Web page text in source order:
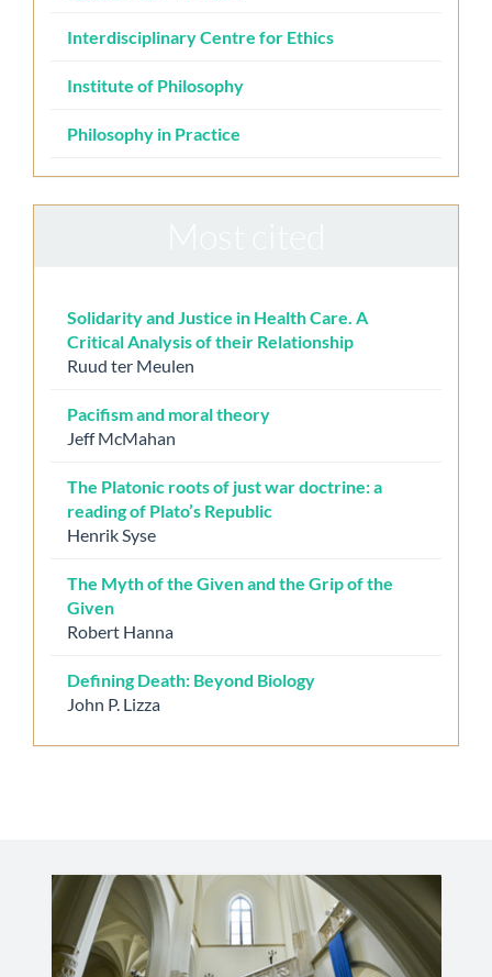
Interdisciplinary Centre for Ethics
Institute of Philosophy
Philosophy in Practice
Solidarity and Justice in Health Care. A
Critical Analysis of their Relationship
Ruud ter Meulen
Pacifism and moral theory
Jeff McMahan
The Platonic roots of just war doctrine: a
reading of Plato’s Republic
Henrik Syse
The Myth of the Given and the Grip of the
Given
Robert Hanna
Defining Death: Beyond Biology
John P. Lizza